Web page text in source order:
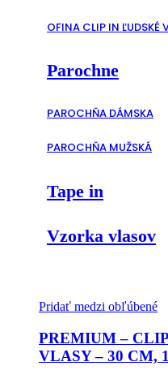
OFINA CLIP IN ĽUDSKÉ
Parochne
PAROCHŇA DÁMSKA
PAROCHŇA MUŽSKÁ
Tape in
Vzorka vlasov
Pridať medzi obľúbené
PREMIUM –
VLASY – 30 CM,